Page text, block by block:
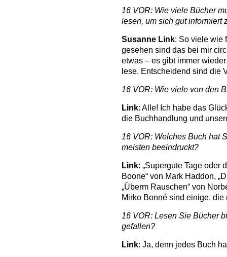
16 VOR: Wie viele Bücher
lesen, um sich gut informiert
Susanne Link: So viele wie
gesehen sind das bei mir
etwas – es gibt immer
lese. Entscheidend sind die
16 VOR: Wie viele von den
Link: Alle! Ich habe das
die Buchhandlung und
16 VOR: Welches Buch hat
meisten beeindruckt?
Link: „Supergute Tage oder
Boone“ von Mark Haddon,
„Überm Rauschen“ von
Mirko Bonné sind einige,
16 VOR: Lesen Sie Bücher
gefallen?
Link: Ja, denn jedes Buch